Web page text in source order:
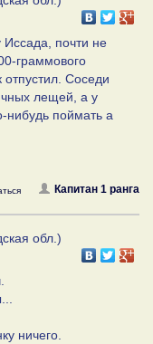
Иссада, почти не
граммового
Соседи
лещей, а у
нибудь поймать а
Капитан 1 ранга
обл.)
ничего.